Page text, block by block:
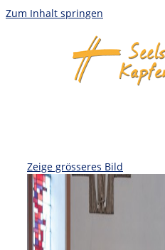
Zum Inhalt springen
Zeige grösseres Bild